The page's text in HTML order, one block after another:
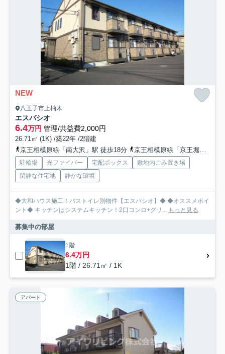
NEW
八王子市上柚木
エスパシオ
6.4万円 管理/共益費2,000円
26.71㎡ (1K) /築22年 /2階建
京王相模原線「南大沢」駅 徒歩18分
京王相模原線「京王堀之内」駅 徒歩37分
駐輪場 光ファイバー 宅配ボックス
敷地内ごみ置き場
閑静な住宅地
静かな環境
◆大和ハウス施工！バストイレ別物件【エスパシオ】◆ ◆オススメポイ
ント◆ キッチンはシステムキッチン！2口コンロ+グリ... もっと見る
募集中の部屋
1階
6.4万円
1階 / 26.71㎡ / 1K
アパート